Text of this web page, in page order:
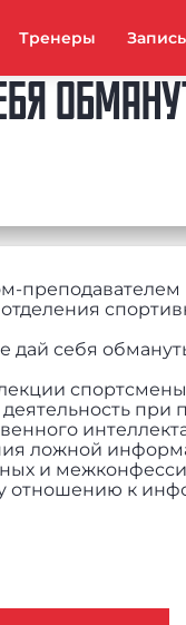
Тренеры
дай себя
при
ложной
и
отношению к